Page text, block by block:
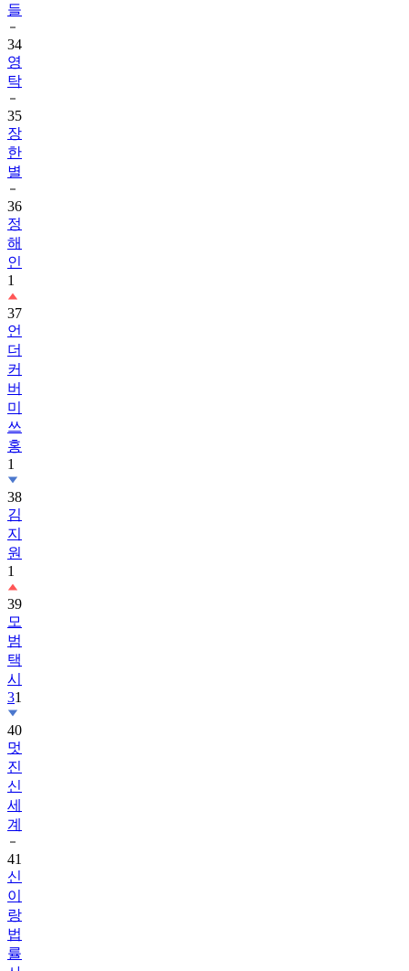
들
34
영
탁
35
장
한
별
36
정
해
인
1
37
언
더
커
버
미
쓰
홍
1
38
김
지
원
1
39
모
범
택
시
31
40
멋
진
신
세
계
41
신
이
랑
법
률